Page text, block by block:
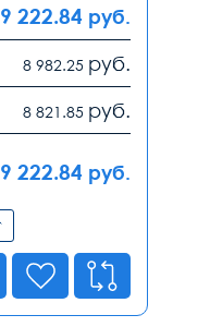
9 222.84 руб.
8 982.25 руб.
8 821.85 руб.
9 222.84 руб.